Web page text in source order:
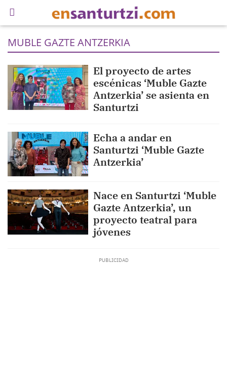
MUBLE GAZTE ANTZERKIA
El proyecto de artes
escénicas ‘Muble Gazte
Antzerkia’ se asienta en
Santurtzi
Echa a andar en
Santurtzi ‘Muble Gazte
Antzerkia’
Nace en Santurtzi ‘Muble
Gazte Antzerkia’, un
proyecto teatral para
jóvenes